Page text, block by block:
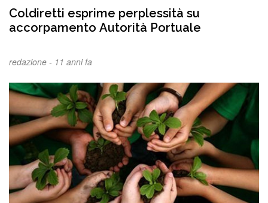
Coldiretti esprime perplessità su
accorpamento Autorità Portuale
redazione - 11 anni fa